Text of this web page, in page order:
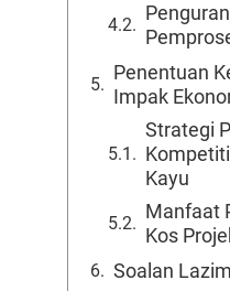
Penentuan
Impak
Strategi
Kayu
Manfaat
Kos
Soalan Lazim